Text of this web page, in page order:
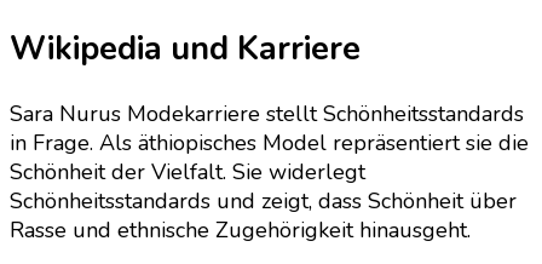
Wikipedia und Karriere
Sara Nurus Modekarriere stellt Schönheitsstandards
in Frage. Als äthiopisches Model repräsentiert sie die
Schönheit der Vielfalt. Sie widerlegt
Schönheitsstandards und zeigt, dass Schönheit über
Rasse und ethnische Zugehörigkeit hinausgeht.